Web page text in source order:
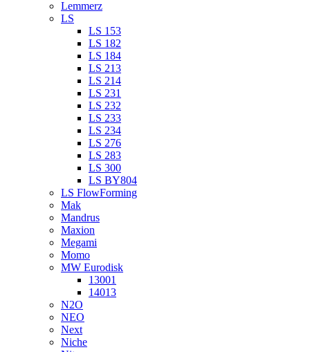
Lemmerz
LS
LS 153
LS 182
LS 184
LS 213
LS 214
LS 231
LS 232
LS 233
LS 234
LS 276
LS 283
LS 300
LS BY804
LS FlowForming
Mak
Mandrus
Maxion
Megami
Momo
MW Eurodisk
13001
14013
N2O
NEO
Next
Niche